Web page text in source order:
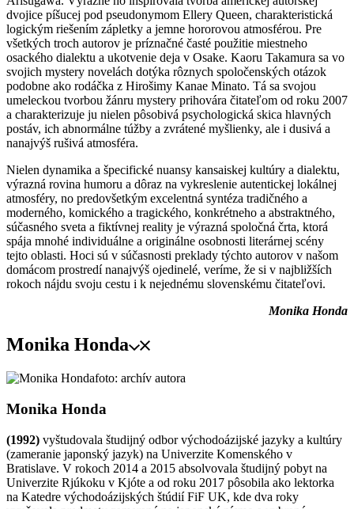
dvojice píšucej pod pseudonymom Ellery Queen, charakteristická
logickým riešením zápletky a jemne hororovou atmosférou. Pre
všetkých troch autorov je príznačné časté použitie miestneho
osackého dialektu a ukotvenie deja v Osake. Kaoru Takamura sa vo
svojich mystery novelách dotýka rôznych spoločenských otázok
podobne ako rodáčka z Hirošimy Kanae Minato. Tá sa svojou
umeleckou tvorbou žánru mystery prihovára čitateľom od roku 2007
a charakterizuje ju nielen pôsobivá psychologická skica hlavných
postáv, ich abnormálne túžby a zvrátené myšlienky, ale i dusivá a
nanajvýš rušivá atmosféra.
Nielen dynamika a špecifické nuansy kansaiskej kultúry a dialektu,
výrazná rovina humoru a dôraz na vykreslenie autentickej lokálnej
atmosféry, no predovšetkým excelentná syntéza tradičného a
moderného, komického a tragického, konkrétneho a abstraktného,
súčasného sveta a fiktívnej reality je výrazná spoločná črta, ktorá
spája mnohé individuálne a originálne osobnosti literárnej scény
tejto oblasti. Hoci sú v súčasnosti preklady týchto autorov v našom
domácom prostredí nanajvýš ojedinelé, veríme, že si v najbližších
rokoch nájdu svoju cestu i k nejednému slovenskému čitateľovi.
Monika Honda
Monika Honda
foto: archív autora
Monika Honda
(1992) vyštudovala študijný odbor východoázijské jazyky a kultúry
(zameranie japonský jazyk) na Univerzite Komenského v
Bratislave. V rokoch 2014 a 2015 absolvovala študijný pobyt na
Univerzite Rjúkoku v Kjóte a od roku 2017 pôsobila ako lektorka
na Katedre východoázijských štúdií FiF UK, kde dva roky